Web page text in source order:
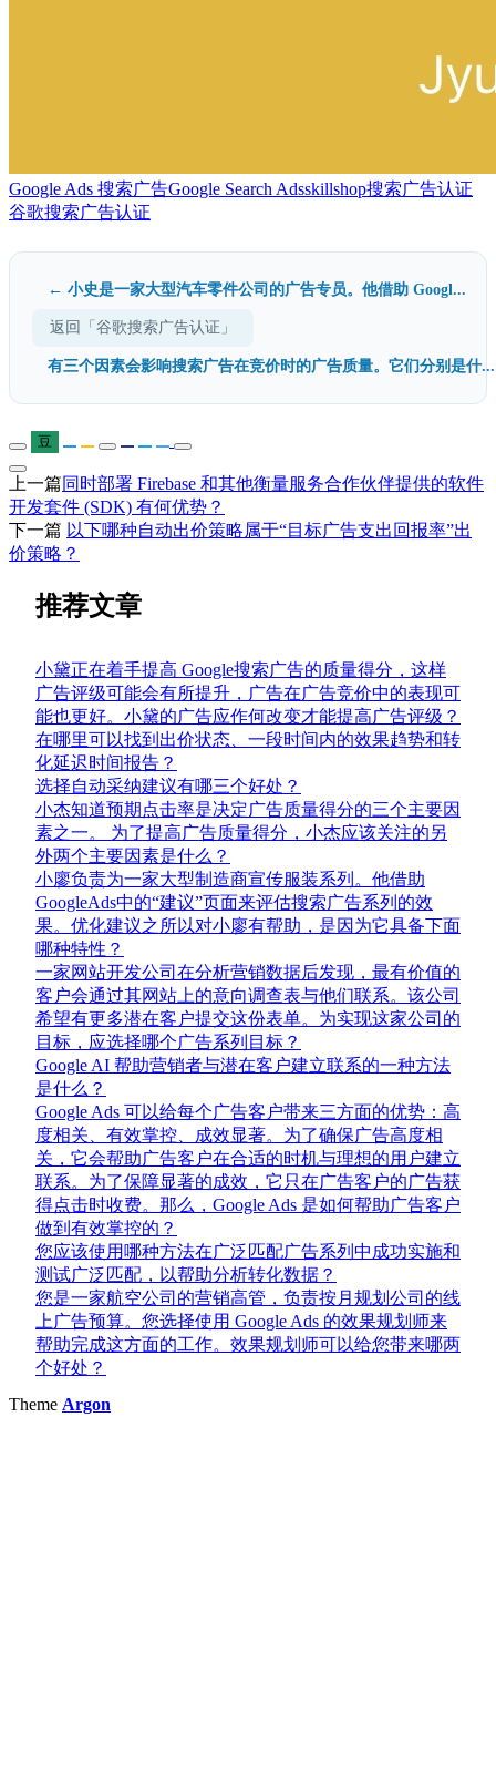
Google Ads 搜索广告Google Search Adsskillshop搜索广告认证
谷歌搜索广告认证
← 小史是一家大型汽车零件公司的广告专员。他借助 Googl...
返回「谷歌搜索广告认证」
有三个因素会影响搜索广告在竞价时的广告质量。它们分别是什
豆
上一篇 同时部署 Firebase 和其他衡量服务合作伙伴提供的软件
开发套件 (SDK) 有何优势？
下一篇 以下哪种自动出价策略属于“目标广告支出回报率”出
价策略？
推荐文章
小黛正在着手提高 Google搜索广告的质量得分，这样
广告评级可能会有所提升，广告在广告竞价中的表现可
能也更好。小黛的广告应作何改变才能提高广告评级？
在哪里可以找到出价状态、一段时间内的效果趋势和转
化延迟时间报告？
选择自动采纳建议有哪三个好处？
小杰知道预期点击率是决定广告质量得分的三个主要因
素之一。 为了提高广告质量得分，小杰应该关注的另
外两个主要因素是什么？
小廖负责为一家大型制造商宣传服装系列。他借助
GoogleAds中的“建议”页面来评估搜索广告系列的效
果。优化建议之所以对小廖有帮助，是因为它具备下面
哪种特性？
一家网站开发公司在分析营销数据后发现，最有价值的
客户会通过其网站上的意向调查表与他们联系。该公司
希望有更多潜在客户提交这份表单。为实现这家公司的
目标，应选择哪个广告系列目标？
Google AI 帮助营销者与潜在客户建立联系的一种方法
是什么？
Google Ads 可以给每个广告客户带来三方面的优势：高
度相关、有效掌控、成效显著。为了确保广告高度相
关，它会帮助广告客户在合适的时机与理想的用户建立
联系。为了保障显著的成效，它只在广告客户的广告获
得点击时收费。那么，Google Ads 是如何帮助广告客户
做到有效掌控的？
您应该使用哪种方法在广泛匹配广告系列中成功实施和
测试广泛匹配，以帮助分析转化数据？
您是一家航空公司的营销高管，负责按月规划公司的线
上广告预算。您选择使用 Google Ads 的效果规划师来
帮助完成这方面的工作。效果规划师可以给您带来哪两
个好处？
Theme Argon